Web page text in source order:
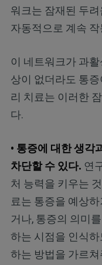
워크는 잠재된 두
자동적으로 계속
이 네트워크가 과
상이 없더라도 통
리 치료는 이러한
다.
• 통증에 대한 생각
차단할 수 있다. 연
처 능력을 키우는
료는 통증을 예상
거나, 통증의 의미
하는 시점을 인식
하는 방법을 가르